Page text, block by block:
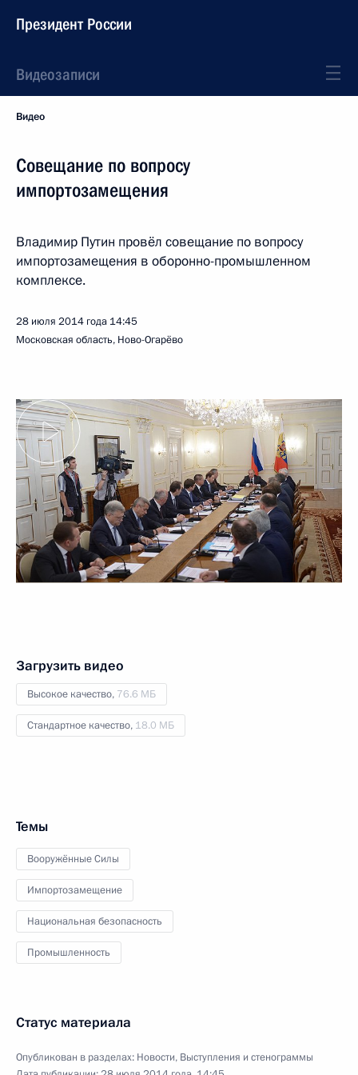
Президент России
Видеозаписи
Видео
Совещание по вопросу
импортозамещения
Владимир Путин провёл совещание по вопросу
импортозамещения в оборонно-промышленном
комплексе.
28 июля 2014 года 14:45
Московская область, Ново-Огарёво
Загрузить видео
Высокое качество, 76.6 МБ
Стандартное качество, 18.0 МБ
Темы
Вооружённые Силы
Импортозамещение
Национальная безопасность
Промышленность
Статус материала
Опубликован в разделах: Новости, Выступления и стенограммы